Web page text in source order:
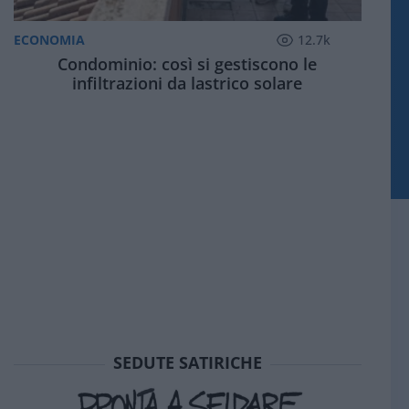
ECONOMIA 12.7k
Condominio: così si gestiscono le
infiltrazioni da lastrico solare
SEDUTE SATIRICHE